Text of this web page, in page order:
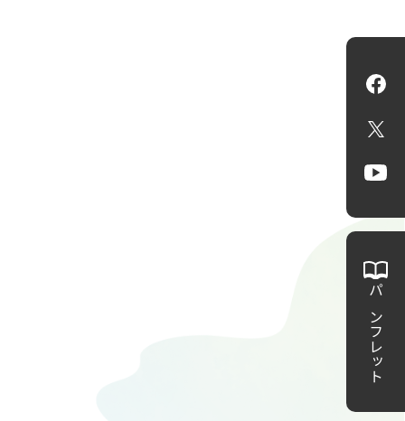
X
パンフレット